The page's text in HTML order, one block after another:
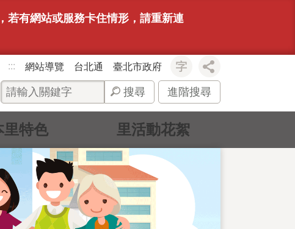
若有網站或服務卡住情形，請重新連
::: 網站導覽 台北通 臺北市政府
搜尋 進階搜尋
里特色 里活動花絮